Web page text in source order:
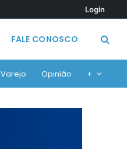
Login
FALE CONOSCO
Varejo Opinião +